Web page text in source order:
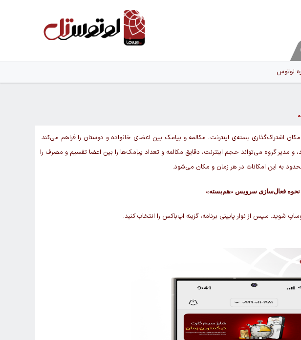
لوتوس
اشتراک‌گذاری بسته‌ی اینترنت، مکالمه و پیامک بین اعضای خانواده و دوستان را فراهم می‌کند.
و مدیر گروه می‌تواند حجم اینترنت، دقایق مکالمه و تعداد پیامک‌ها را بین اعضا تقسیم و مصرف را
به این امکانات در هر زمان و مکان می‌شود.
نحوه فعال‌سازی سرویس «هم‌بسته»
شوید. سپس از نوار پایینی برنامه، گزینه اپ‌باکس را انتخاب کنید.